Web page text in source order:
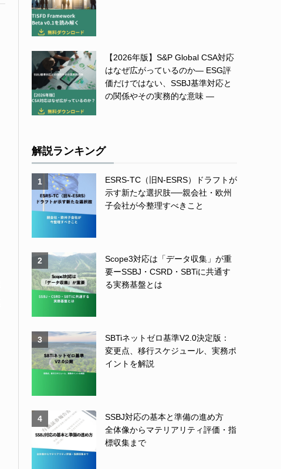
【2026年版】S&P Global CSA対応
はなぜ広がっているのか― ESG評
価だけではない、SSBJ基準対応と
の関係やその実務的な意味 ―
解説ランキング
1
ESRS-TC（旧N-ESRS）ドラフトが
示す新たな選択肢──親会社・欧州
子会社が今整理すべきこと
2
Scope3対応は「データ収集」が重
要ーSSBJ・CSRD・SBTiに共通す
る実務基盤とは
3
SBTiネットゼロ基準V2.0決定版：
変更点、移行スケジュール、実務ポ
イントを解説
4
SSBJ対応の基本と準備の進め方
全体像からマテリアリティ評価・指
標収集まで